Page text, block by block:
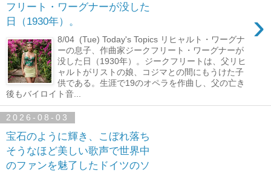
フリート・ワーグナーが没した
日（1930年）。
›
8/04 (Tue) Today's Topics リヒャルト・ワーグナ
ーの息子、作曲家ジークフリート・ワーグナーが
没した日（1930年）。ジークフリートは、父リヒ
ャルトがリストの娘、コジマとの間にもうけた子
供である。生涯で19のオペラを作曲し、父の亡き
後もバイロイト音...
2026-08-03
宝石のように輝き、こぼれ落ち
そうなほど美しい歌声で世界中
のファンを魅了したドイツのソ